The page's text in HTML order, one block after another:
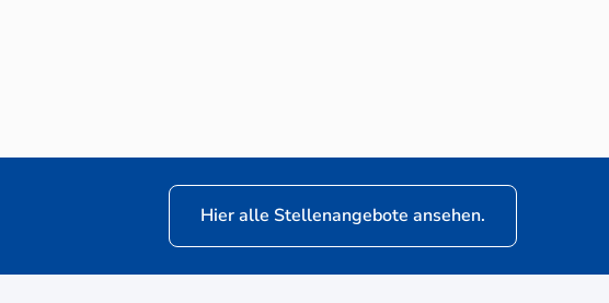
Neuwagen-Verkaufsberater (m/w/d) für VW Nutzfahrzeuge
Hier alle Stellenangebote ansehen.